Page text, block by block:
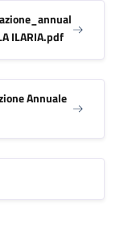
ILARIA.pdf
Annuale